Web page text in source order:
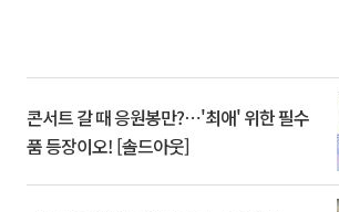
콘서트 갈 때 응원봉만?⋯'최애' 위한 필수
품 등장이오! [솔드아웃]